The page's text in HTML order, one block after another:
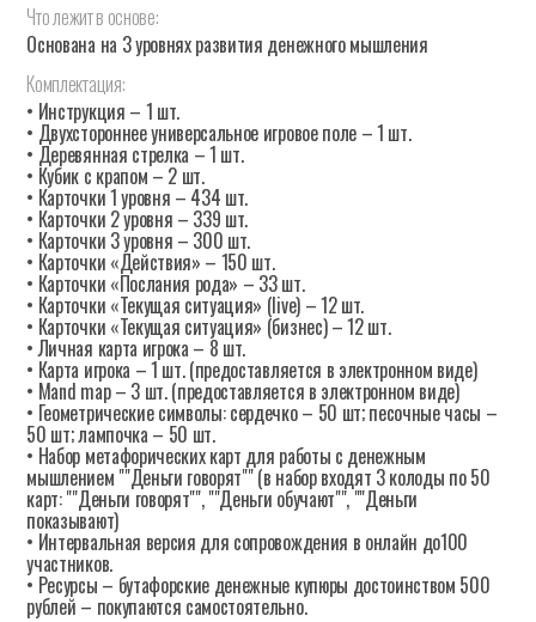
Чтолежитв основе:
Основана на 3 уровнях развития денежного мышления
Комплектация:
• Инструкция – 1 шт.
• Двухстороннее универсальное игровое поле – 1 шт.
• Деревянная стрелка – 1 шт.
• Кубик с крапом – 2 шт.
• Карточки 1 уровня – 434 шт.
• Карточки 2 уровня – 339 шт.
• Карточки 3 уровня – 300 шт.
• Карточки «Действия» – 150 шт.
• Карточки «Послания рода» – 33 шт.
• Карточки «Текущая ситуация» (live) – 12 шт.
• Карточки «Текущая ситуация» (бизнес) – 12 шт.
• Личная карта игрока – 8 шт.
• Карта игрока – 1 шт. (предоставляется в электронном виде)
• Mand map – 3 шт. (предоставляется в электронном виде)
• Геометрические символы: сердечко – 50 шт; песочные часы –
50 шт; лампочка – 50 шт.
• Набор метафорических карт для работы с денежным
мышлением ""Деньги говорят"" (в набор входят 3 колоды по 50
карт: ""Деньги говорят"", ""Деньги обучают"", ""Деньги
показывают)
• Интервальная версия для сопровождения в онлайн до100
участников.
• Ресурсы – бутафорские денежные купюры достоинством 500
рублей – покупаются самостоятельно.